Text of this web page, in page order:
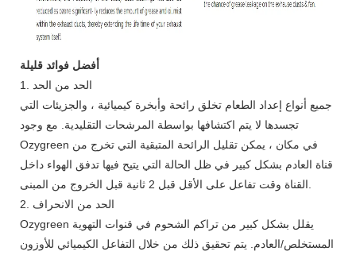
أفضل فوائد قليلة
1. الحد من الحد
جميع أنواع إعداد الطعام تخلق رائحة وأبخرة كيميائية ، والجزيئات التي
تجسدها لا يتم اكتشافها بواسطة المرشحات التقليدية. مع وجود
Ozygreen في مكان ، يمكن تقليل الرائحة المتبقية التي تخرج من
قناة العادم بشكل كبير في ظل الحالة التي يتيح فيها تدفق الهواء داخل
2. الحد من الانحراف
Ozygreen يقلل بشكل كبير من تراكم الشحوم في قنوات التهوية
المستخلص/العادم. يتم تحقيق ذلك من خلال التفاعل الكيميائي للأوزون